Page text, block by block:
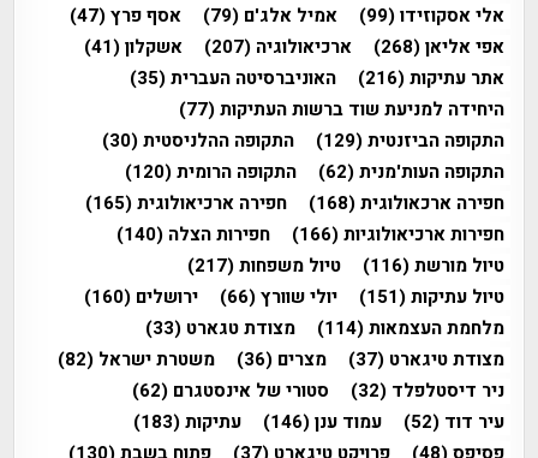
אלי אסקוזידו(99) אמיל אלג'ם (79) אסף פרץ(47)
אפי אליאן(268) ארכיאולוגיה (207) אשקלון(41)
אתר עתיקות(216) האוניברסיטה העברית(35)
היחידה למניעת שוד ברשות העתיקות(77)
התקופה הביזנטית(129) התקופה ההלניסטית(30)
התקופה העות'מנית(62) התקופה הרומית(120)
חפירה ארכאולוגית(168) חפירה ארכיאולוגית(165)
חפירות ארכיאולוגיות(166) חפירות הצלה (140)
טיול מורשת(116) טיול משפחות(217)
טיול עתיקות(151) יולי שוורץ(66) ירושלים (160)
מלחמת העצמאות(114) מצודת טגארט (33)
מצודת טיגארט (37) מצרים (36) משטרת ישראל (82)
ניר דיסטלפלד (32) סטורי של אינסטגרם (62)
עיר דוד (52) עמוד ענן(146) עתיקות(183)